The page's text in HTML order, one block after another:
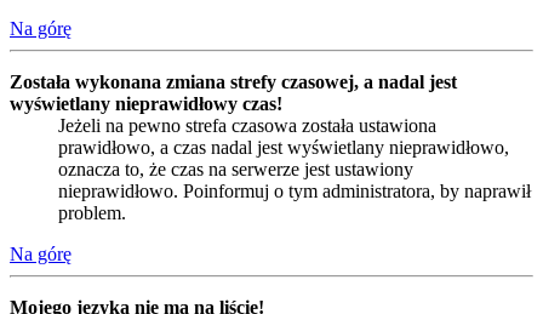
Na górę
Została wykonana zmiana strefy czasowej, a nadal jest
wyświetlany nieprawidłowy czas!
Jeżeli na pewno strefa czasowa została ustawiona
prawidłowo, a czas nadal jest wyświetlany nieprawidłowo,
oznacza to, że czas na serwerze jest ustawiony
nieprawidłowo. Poinformuj o tym administratora, by naprawił
problem.
Na górę
Mojego języka nie ma na liście!